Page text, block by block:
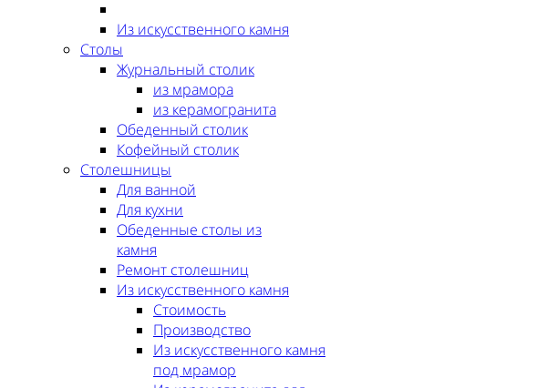
Из искусственного камня
Столы
Журнальный столик
из мрамора
из керамогранита
Обеденный столик
Кофейный столик
Столешницы
Для ванной
Для кухни
Обеденные столы из
камня
Ремонт столешниц
Из искусственного камня
Стоимость
Производство
Из искусственного камня
под мрамор